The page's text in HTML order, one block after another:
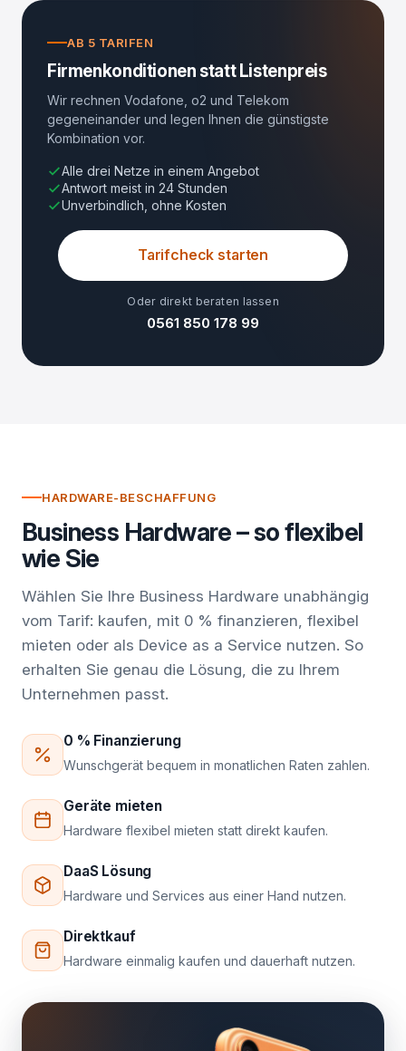
AB 5 TARIFEN
Firmenkonditionen statt Listenpreis
Wir rechnen Vodafone, o2 und Telekom
gegeneinander und legen Ihnen die günstigste
Kombination vor.
Alle drei Netze in einem Angebot
Antwort meist in 24 Stunden
Unverbindlich, ohne Kosten
Tarifcheck starten
Oder direkt beraten lassen
0561 850 178 99
HARDWARE-BESCHAFFUNG
Business Hardware – so flexibel
wie Sie
Wählen Sie Ihre Business Hardware unabhängig
vom Tarif: kaufen, mit 0 % finanzieren, flexibel
mieten oder als Device as a Service nutzen. So
erhalten Sie genau die Lösung, die zu Ihrem
Unternehmen passt.
0 % Finanzierung
Wunschgerät bequem in monatlichen Raten zahlen.
Geräte mieten
Hardware flexibel mieten statt direkt kaufen.
DaaS Lösung
Hardware und Services aus einer Hand nutzen.
Direktkauf
Hardware einmalig kaufen und dauerhaft nutzen.